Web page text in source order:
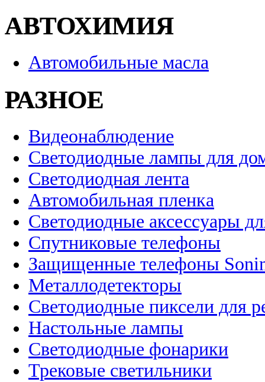
АВТОХИМИЯ
Автомобильные масла
РАЗНОЕ
Видеонаблюдение
Светодиодные лампы для
Светодиодная лента
Автомобильная пленка
Светодиодные аксессуары
Спутниковые телефоны
Защищенные телефоны
Металлодетекторы
Светодиодные пиксели для
Настольные лампы
Светодиодные фонарики
Трековые светильники